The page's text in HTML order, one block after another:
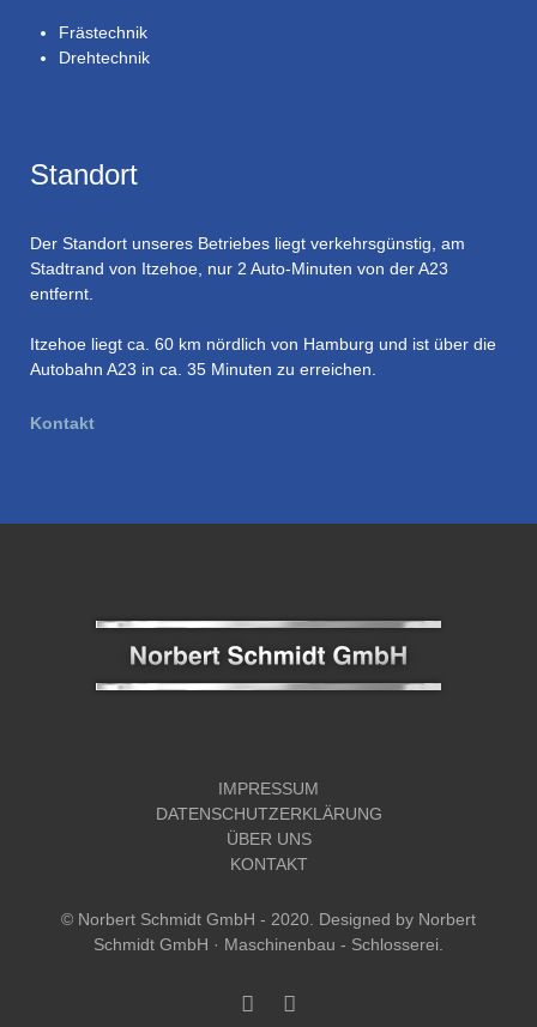
Frästechnik
Drehtechnik
Standort
Der Standort unseres Betriebes liegt verkehrsgünstig, am
Stadtrand von Itzehoe, nur 2 Auto-Minuten von der A23
entfernt.
Itzehoe liegt ca. 60 km nördlich von Hamburg und ist über die
Autobahn A23 in ca. 35 Minuten zu erreichen.
Kontakt
IMPRESSUM
DATENSCHUTZERKLÄRUNG
ÜBER UNS
KONTAKT
© Norbert Schmidt GmbH - 2020. Designed by Norbert
Schmidt GmbH · Maschinenbau - Schlosserei